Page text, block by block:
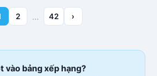
2 … 42 ›
vào bảng xếp hạng?